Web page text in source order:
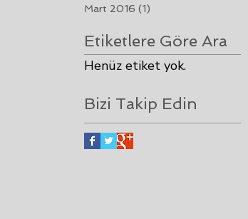
Mart 2016 (1)
Etiketlere Göre Ara
Henüz etiket yok.
Bizi Takip Edin